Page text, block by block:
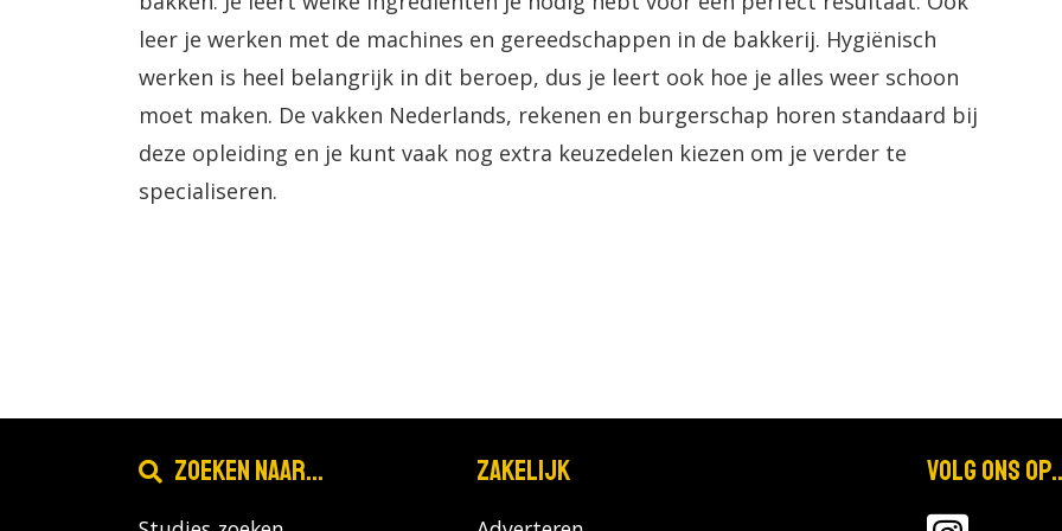
leer je werken met de machines en gereedschappen in de bakkerij. Hygiënisch
werken is heel belangrijk in dit beroep, dus je leert ook hoe je alles weer schoon
moet maken. De vakken Nederlands, rekenen en burgerschap horen standaard bij
deze opleiding en je kunt vaak nog extra keuzedelen kiezen om je verder te
specialiseren.
Zoeken naar... Zakelijk Volg ons